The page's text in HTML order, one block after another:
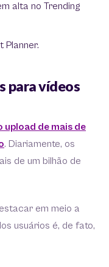
alta no Trending
Planner.
para vídeos
upload de mais de
. Diariamente, os
de um bilhão de
em meio a
usuários é, de fato,